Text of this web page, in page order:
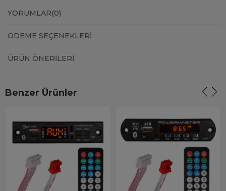
YORUMLAR(0)
ÖDEME SEÇENEKLERI
ÜRÜN ÖNERILERI
Benzer Ürünler